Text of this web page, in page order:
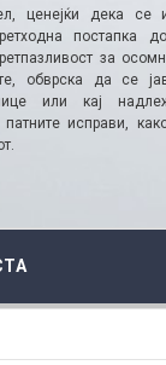
ценејќи дека се
постапка
за
обврска да се
или кај
исправи,